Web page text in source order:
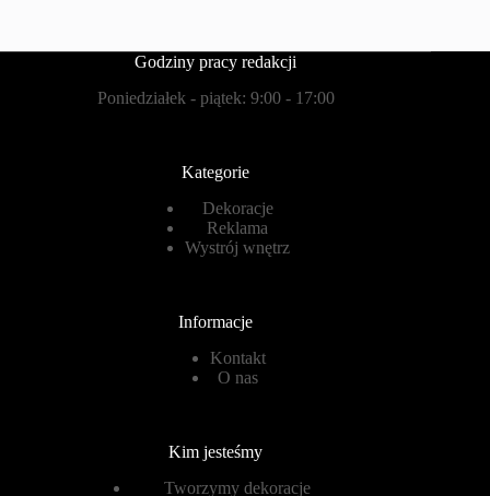
Godziny pracy redakcji
Poniedziałek - piątek: 9:00 - 17:00
Kategorie
Dekoracje
Reklama
Wystrój wnętrz
Informacje
Kontakt
O nas
Kim jesteśmy
Tworzymy dekoracje